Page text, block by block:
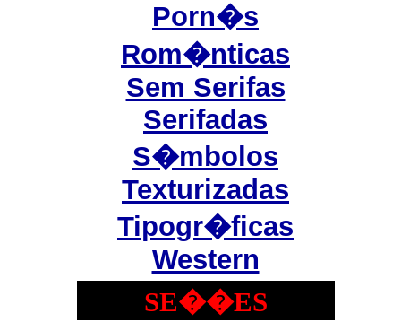
Porn�s
Rom�nticas
Sem Serifas
Serifadas
S�mbolos
Texturizadas
Tipogr�ficas
Western
SE��ES